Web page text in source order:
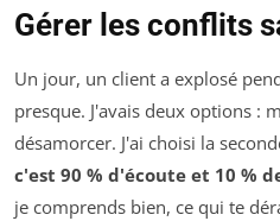
Gérer les conflits
Un jour, un client a explosé
presque. J'avais deux options :
désamorcer. J'ai choisi la
c'est 90 % d'écoute et 10 %
je comprends bien, ce qui te